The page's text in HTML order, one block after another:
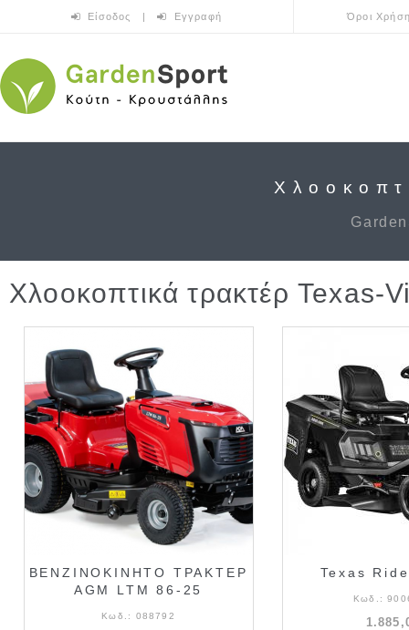
Είσοδος | Εγγραφή Όροι
Χλοοκοπτικά τρακτέρ Texas-
ΒΕΝΖΙΝΟΚΙΝΗΤΟ ΤΡΑΚΤΕΡ
AGM LTM 86-25
Κωδ.: 088792
Texas
Κωδ.: